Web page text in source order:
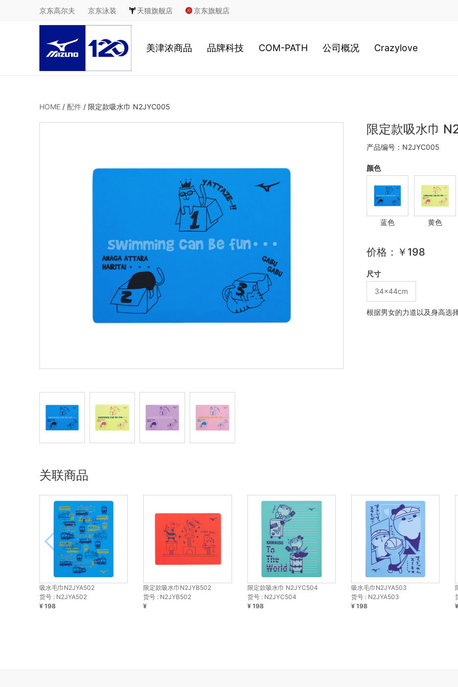
京东高尔夫 京东泳装 天猫旗舰店 京东旗舰店
美津浓商品
足球
室内综合运动
游泳
棒球
品牌科技
服装科技
COM-PATH 公司概况
经营理念
Crazylove
HOME / 配件 / 限定款吸水巾 N2JYC005
限定款吸水巾
产品编号：N2JYC005
颜色
蓝色 黄色
价格：￥198
尺寸
34×44cm
根据男女的力道以及身高选
关联商品
吸水毛巾N2JYA502
货号 : N2JYA502
¥ 198
限定款吸水巾N2JYB502
货号 : N2JYB502
¥
限定款吸水巾 N2JYC504
货号 : N2JYC504
¥ 198
吸水毛巾N2JYA503
货号 : N2JYA503
¥ 198